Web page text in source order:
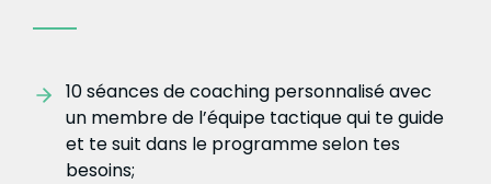
10 séances de coaching personnalisé avec
un membre de l’équipe tactique qui te guide
et te suit dans le programme selon tes
besoins;